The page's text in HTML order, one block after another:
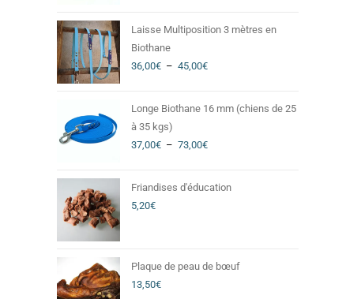
Laisse Multiposition 3 mètres en
Biothane
36,00€ – 45,00€
Longe Biothane 16 mm (chiens de 25
à 35 kgs)
37,00€ – 73,00€
Friandises d'éducation
5,20€
Plaque de peau de bœuf
13,50€